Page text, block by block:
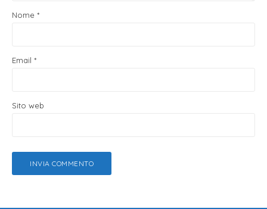
Nome *
Email *
Sito web